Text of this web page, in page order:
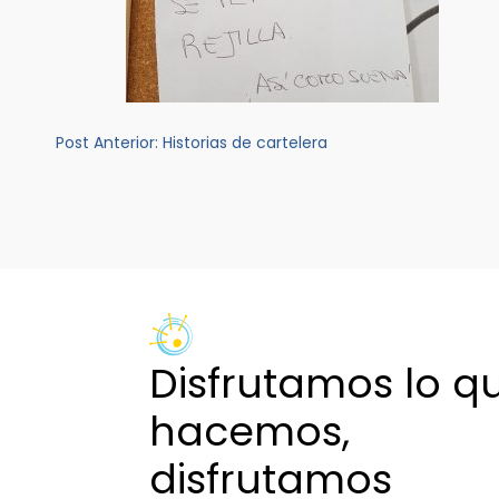
Navegación
Post Anterior: Historias de cartelera
Disfrutamos lo
hacemos,
disfrutamos